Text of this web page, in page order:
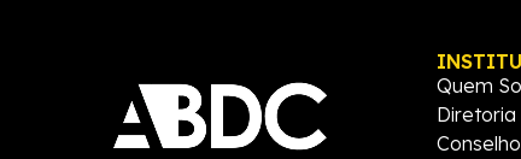
Quem
Diretoria